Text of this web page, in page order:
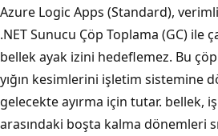
Azure Logic Apps (Standard),
.NET Sunucu Çöp Toplama (GC) ile
bellek ayak izini hedeflemez. Bu
yığın kesimlerini işletim sistemine
gelecekte ayırma için tutar. bellek,
arasındaki boşta kalma dönemleri